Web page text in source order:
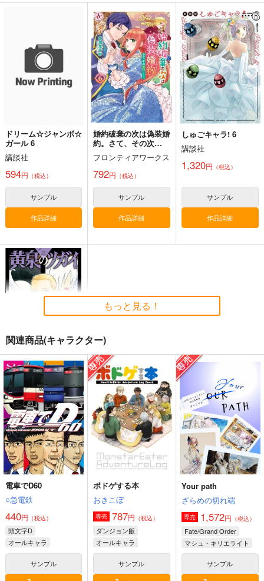
1,100 円（税込）
月曜日のたわわ その
ＶＩ
比村乳業
935円（税込）
アイちゃん
サンプル
作品詳細
”Forger”
コウドコロ
944円（税込）
ロイド×ヨル
サンプル
作品詳細
その神のジレンマに
幽閉サテライト
サンプル
作品詳細
比村乳業
815円（税込）
作品詳細
比村乳業
990円（税込）
作品詳細
ドリーム☆ジャンボ☆
ガール 6
講談社
594円 （税込）
サンプル
作品詳細
婚約破棄の次は偽装婚
約。さて、その次
は……。 6
フロンティアワークス
792円 （税込）
サンプル
作品詳細
しゅごキャラ! 6
講談社
1,320円 （税込）
サンプル
作品詳細
黄泉のツガイ 6
スクウェア・エニック
ス
590円（税込）
サンプル
作品詳細
もっと見る！
関連商品(キャラクター)
電車でD60
○急電鉄
440円 （税込）
頭文字D
オールキャラ
サンプル
ボドゲする本
おきこぼ
専売 787円 （税込）
ダンジョン飯
オールキャラ
カブルー
サンプル
Your path
ざらめの切れ端
専売 1,572円 （税込）
Fate/Grand Order
マシュ・キリエライト
オールキャラ
サンプル